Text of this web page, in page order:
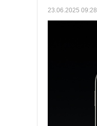
23.06.2025 09:28